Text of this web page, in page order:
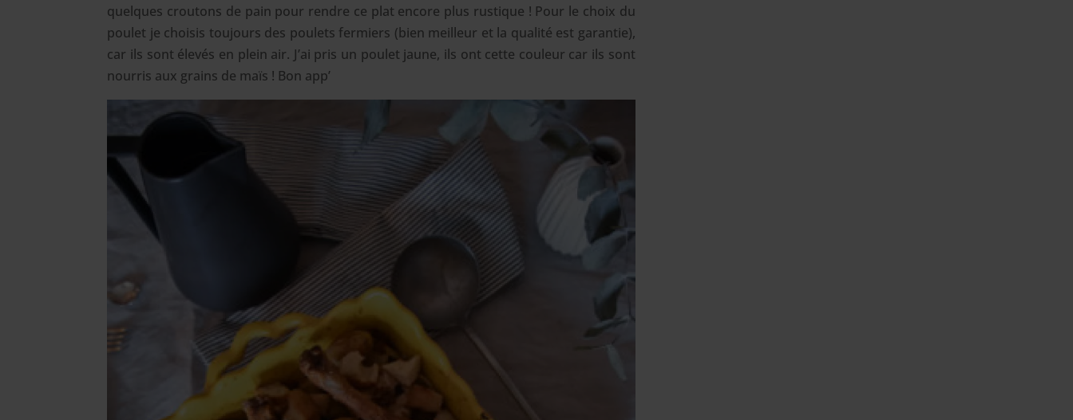
quelques croutons de pain pour rendre ce plat encore plus rustique ! Pour le choix du
poulet je choisis toujours des poulets fermiers (bien meilleur et la qualité est garantie),
car ils sont élevés en plein air. J’ai pris un poulet jaune, ils ont cette couleur car ils sont
nourris aux grains de maïs ! Bon app’